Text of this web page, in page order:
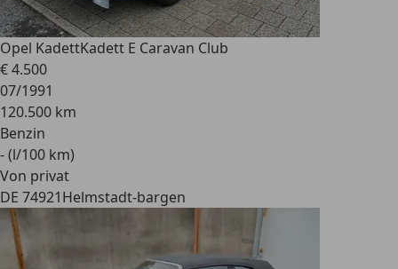
Opel KadettKadett E Caravan Club
€ 4.500
07/1991
120.500 km
Benzin
- (l/100 km)
Von privat
DE 74921Helmstadt-bargen